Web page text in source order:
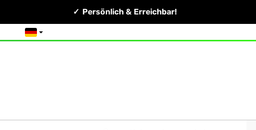
Persönlich & Erreichbar!
Deutsch